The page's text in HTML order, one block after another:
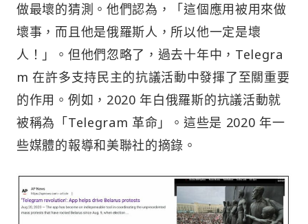
做最壞的猜測。他們認為，「這個應用被用來做
壞事，而且他是俄羅斯人，所以他一定是壞
人！」。但他們忽略了，過去十年中，Telegra
m 在許多支持民主的抗議活動中發揮了至關重要
的作用。例如，2020 年白俄羅斯的抗議活動就
被稱為「Telegram 革命」。這些是 2020 年一
些媒體的報導和美聯社的摘錄。